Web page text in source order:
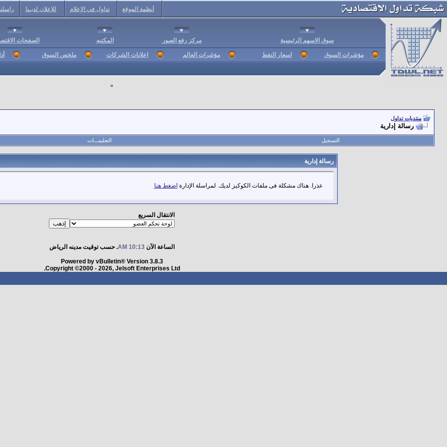
أنظمة الموقع تداول في الإعلام للإعلان لديـنا
سوق الاسهم الرئيسية مركز رفع الصور المكتبه الصفحات
مؤشرات السوق اسعار النفط مؤشرات العالم اعلانات الشركات ملخص السوق
منتديات تداول
رسالة إدارية
التسجيل التعليمـــات
رسالة إدارية
عذرا. هناك مشكلة فى ملفات الكوكيز لديك. لمراسلة الإدارة اضغط هنا
الانتقال السريع
الساعة الآن10:13 AM . حسب توقيت مدينه الرياض
Powered by vBulletin® Version 3.8.3
Copyright ©2000 - 2026, Jelsoft Enterprises Ltd.